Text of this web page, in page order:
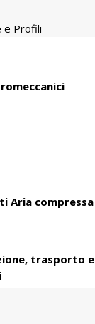
e Profili
Aria compressa
trasporto e